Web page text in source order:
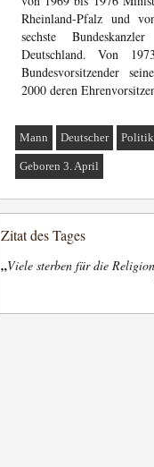
Rheinland-Pfalz und
sechste
Deutschland. Von
Bundesvorsitzender
2000 deren
Mann Deutscher
Geboren 3. April
Zitat des Tages
„Viele sterben für die